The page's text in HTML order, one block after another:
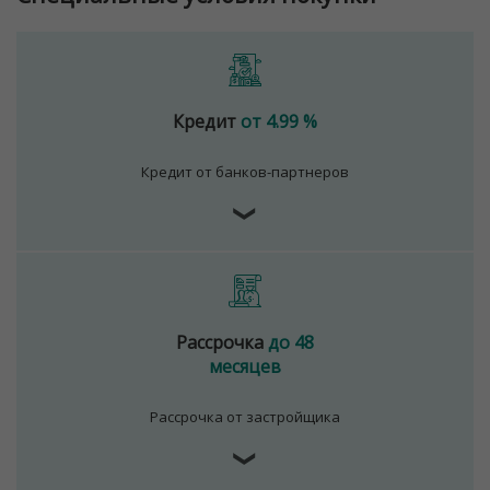
Кредит от 4.99 %
Кредит от банков-партнеров
❯
Рассрочкадо 48
месяцев
Рассрочка от застройщика
❯